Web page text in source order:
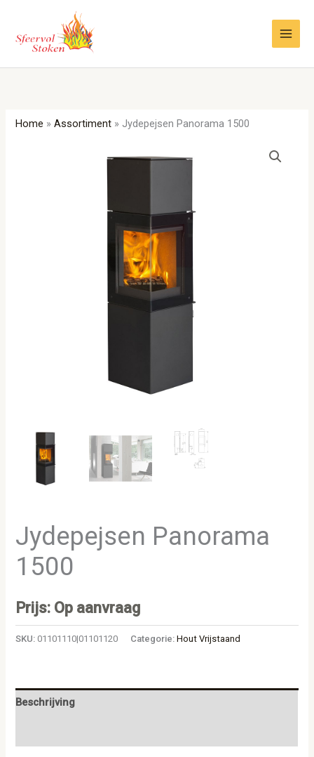
inhoud
Home »Assortiment » Jydepejsen Panorama 1500
Jydepejsen Panorama
1500
Prijs: Op aanvraag
SKU:01101110|01101120 Categorie:Hout Vrijstaand
Beschrijving